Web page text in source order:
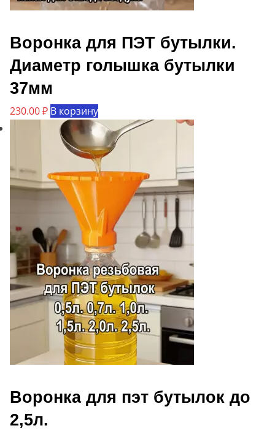
Воронка для ПЭТ бутылки.
Диаметр голышка бутылки
37мм
230.00₽ В корзину
Воронка для пэт бутылок до
2,5л.